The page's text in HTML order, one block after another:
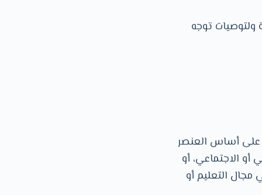
ولتوصيات توجه
على أساس العنصر
أو الاجتماعي، أو
مجال التعليم أو